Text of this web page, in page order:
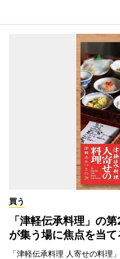
買う
「津軽伝承料理」の
が集う場に焦点を当て
「津軽伝承料理 人寄せの料理